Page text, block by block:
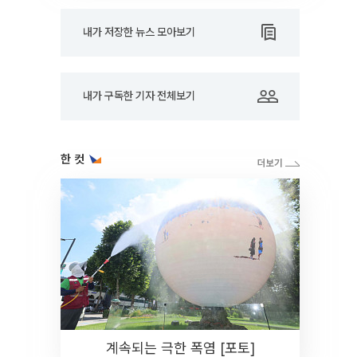
내가 저장한 뉴스 모아보기
내가 구독한 기자 전체보기
한 컷
계속되는 극한 폭염 [포토]